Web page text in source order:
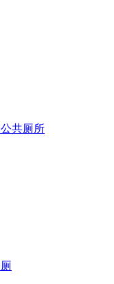
共厕所